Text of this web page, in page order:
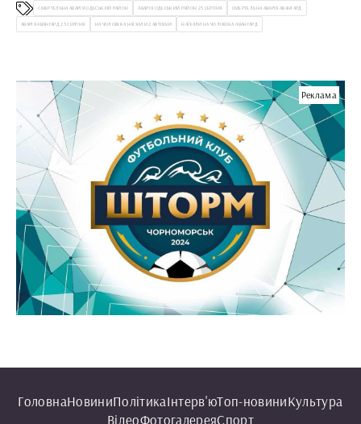
СМЕРТЕЛЬНА АВАРІЯ ОДЕСЬКИЙ РАЙОН АВАРІЯ ОДЕСЬКИЙ РАЙОН 23 СЕРПНЯ СМЕРТЕЛЬНА АВАРІЯ АВАНГАРД
АВАРІЯ АВАНГАРД 23 СЕРПНЯ НА ЧОЛОВІКА НАЇХАЛИ 2 АВТІВКИ НАЇХАЛИ НА ЧОЛОВІКА АВАНГАРД
Реклама
ГоловнаНовиниПолітикаІнтерв'юТоп-новиниКультура
ВідеоФотогалереяСпорт